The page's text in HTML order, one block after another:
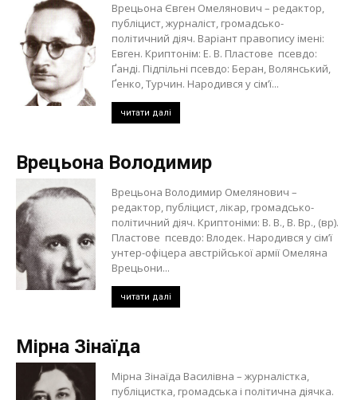
Врецьона Євген Омелянович – редактор,
публіцист, журналіст, громадсько-
політичний діяч. Варіант правопису імені:
Евген. Криптонім: Е. В. Пластове псевдо:
Ґанді. Підпільні псевдо: Беран, Волянський,
Ґенко, Турчин. Народився у сім’ї...
читати далі
Врецьона Володимир
Врецьона Володимир Омелянович –
редактор, публіцист, лікар, громадсько-
політичний діяч. Криптоніми: В. В., В. Вр., (вр).
Пластове псевдо: Влодек. Народився у сім’ї
унтер-офіцера австрійської армії Омеляна
Врецьони...
читати далі
Мірна Зінаїда
Мірна Зінаїда Василівна – журналістка,
публіцистка, громадська і політична діячка.